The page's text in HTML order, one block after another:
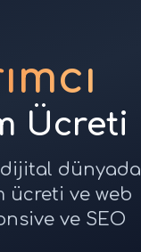
Ücreti
dijital dünyada
ücreti ve web
ve SEO